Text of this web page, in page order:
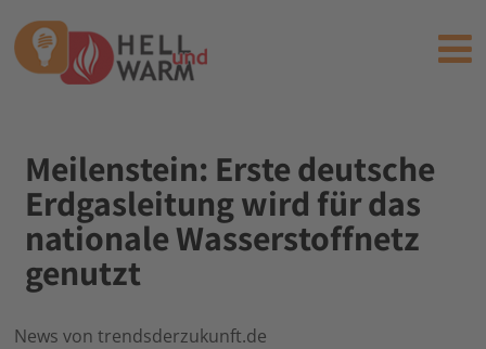
Meilenstein: Erste deutsche
Erdgasleitung wird für das
nationale Wasserstoffnetz
genutzt
News von trendsderzukunft.de